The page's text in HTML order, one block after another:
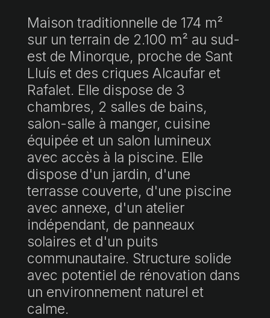
Maison traditionnelle de 174 m²
sur un terrain de 2.100 m² au sud-
est de Minorque, proche de Sant
Lluís et des criques Alcaufar et
Rafalet. Elle dispose de 3
chambres, 2 salles de bains,
salon-salle à manger, cuisine
équipée et un salon lumineux
avec accès à la piscine. Elle
dispose d'un jardin, d'une
terrasse couverte, d'une piscine
avec annexe, d'un atelier
indépendant, de panneaux
solaires et d'un puits
communautaire. Structure solide
avec potentiel de rénovation dans
un environnement naturel et
calme.